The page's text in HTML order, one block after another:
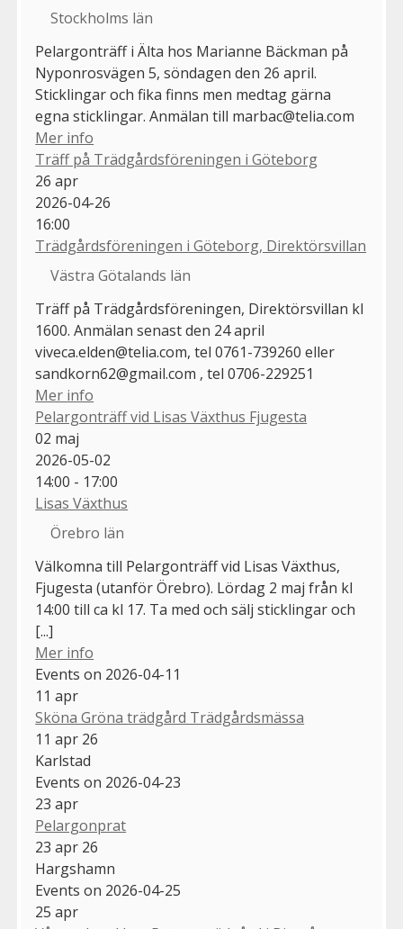
Stockholms län
Pelargonträff i Älta hos Marianne Bäckman på
Nyponrosvägen 5, söndagen den 26 april.
Sticklingar och fika finns men medtag gärna
egna sticklingar. Anmälan till marbac@telia.com
Mer info
Träff på Trädgårdsföreningen i Göteborg
26 apr
2026-04-26
16:00
Trädgårdsföreningen i Göteborg, Direktörsvillan
Västra Götalands län
Träff på Trädgårdsföreningen, Direktörsvillan kl
1600. Anmälan senast den 24 april
viveca.elden@telia.com, tel 0761-739260 eller
sandkorn62@gmail.com , tel 0706-229251
Mer info
Pelargonträff vid Lisas Växthus Fjugesta
02 maj
2026-05-02
14:00 - 17:00
Lisas Växthus
Örebro län
Välkomna till Pelargonträff vid Lisas Växthus,
Fjugesta (utanför Örebro). Lördag 2 maj från kl
14:00 till ca kl 17. Ta med och sälj sticklingar och
[...]
Mer info
Events on 2026-04-11
11 apr
Sköna Gröna trädgård Trädgårdsmässa
11 apr 26
Karlstad
Events on 2026-04-23
23 apr
Pelargonprat
23 apr 26
Hargshamn
Events on 2026-04-25
25 apr